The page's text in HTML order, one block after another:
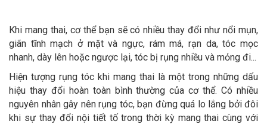
Khi mang thai, cơ thể bạn sẽ có nhiều thay đổi như nổi mụn,
giãn tĩnh mạch ở mặt và ngực, rám má, rạn da, tóc mọc
nhanh, dày lên hoặc ngược lại, tóc bị rụng nhiều và mỏng đi...
Hiện tượng rụng tóc khi mang thai là một trong những dấu
hiệu thay đổi hoàn toàn bình thường của cơ thể. Có nhiều
nguyên nhân gây nên rụng tóc, bạn đừng quá lo lắng bởi đôi
khi sự thay đổi nội tiết tố trong thời kỳ mang thai cùng với